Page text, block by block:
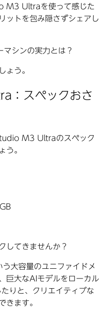
M3 Ultraを使って感じた
ットを包み隠さずシェアし
マシンの実力とは？
ょう。
：スペックおさ
M3 Ultraのスペック
う。
してきませんか？
大容量のユニファイドメ
巨大なAIモデルをローカル
りと、クリエイティブな
きます。